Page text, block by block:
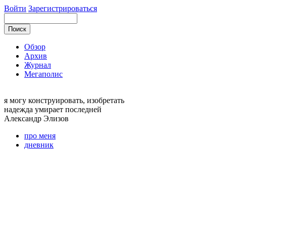
Войти Зарегистрироваться
Обзор
Архив
Журнал
Мегаполис
я могу конструировать, изобретать
надежда умирает последней
Александр Элизов
про меня
дневник